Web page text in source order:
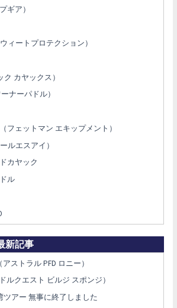
ギア）
ィートプロテクション）
ク カヤックス）
ーナーパドル）
フェットマン エキップメント）
ルエスアイ）
カヤック
ル
新記事
アストラル PFD ロニー）
ルクエスト ビルジ スポンジ）
ツアー 無事に終了しました